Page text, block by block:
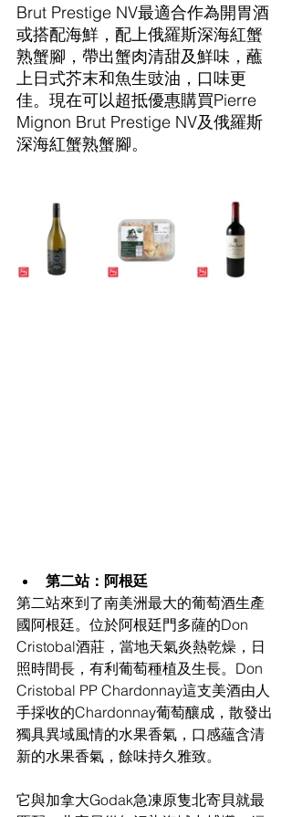
Brut Prestige NV最適合作為開胃酒
或搭配海鮮，配上俄羅斯深海紅蟹
熟蟹腳，帶出蟹肉清甜及鮮味，蘸
上日式芥末和魚生豉油，口味更
佳。現在可以超抵優惠購買Pierre
Mignon Brut Prestige NV及俄羅斯
深海紅蟹熟蟹腳。
第二站：阿根廷
第二站來到了南美洲最大的葡萄酒生產
國阿根廷。位於阿根廷門多薩的Don
Cristobal酒莊，當地天氣炎熱乾燥，日
照時間長，有利葡萄種植及生長。Don
Cristobal PP Chardonnay這支美酒由人
手採收的Chardonnay葡萄釀成，散發出
獨具異域風情的水果香氣，口感蘊含清
新的水果香氣，餘味持久雅致。
它與加拿大Godak急凍原隻北寄貝就最